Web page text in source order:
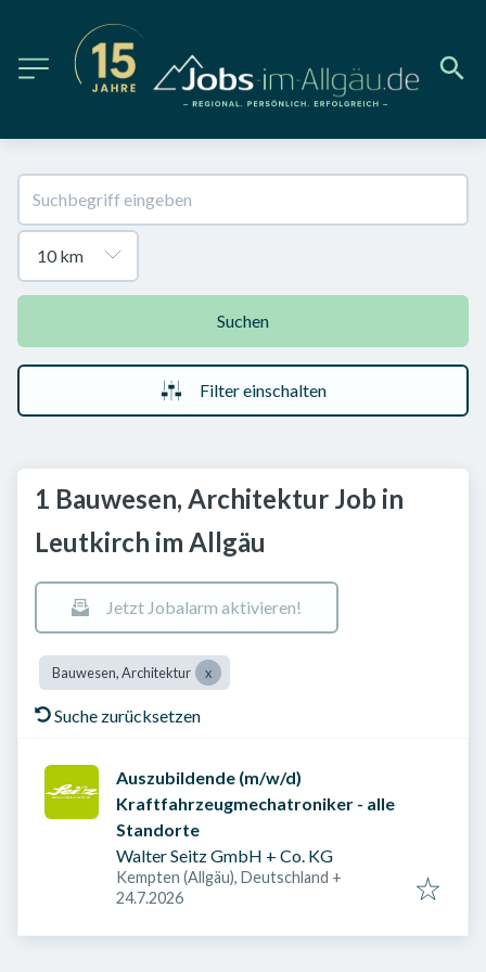
Suchen
Filter einschalten
1 Bauwesen, Architektur Job in
Leutkirch im Allgäu
Jetzt Jobalarm aktivieren!
Bauwesen, Architektur
Suche zurücksetzen
Auszubildende (m/w/d)
Kraftfahrzeugmechatroniker - alle
Standorte
Walter Seitz GmbH + Co. KG
Kempten (Allgäu), Deutschland +
Veröffentlicht am
24.7.2026